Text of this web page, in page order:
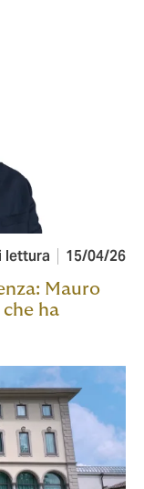
lettura 15/04/26
Mauro
ha